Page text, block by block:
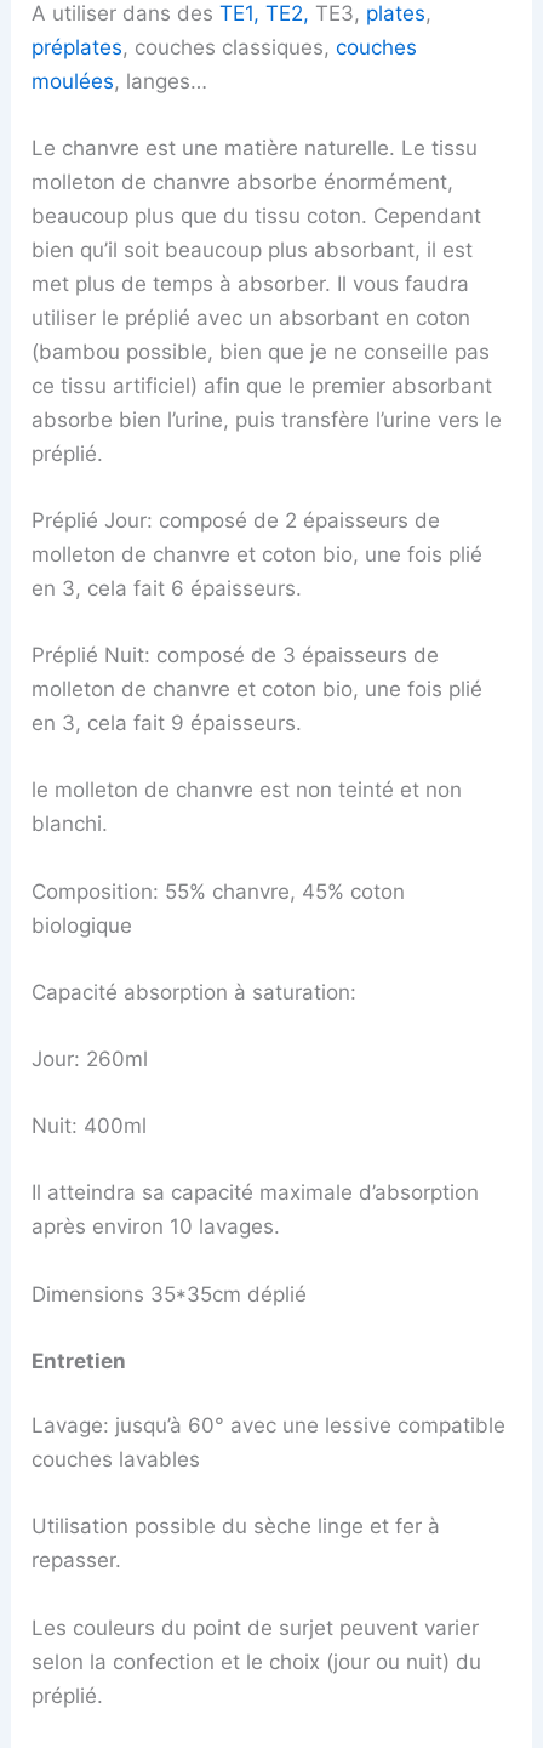
A utiliser dans desTE1, TE2, TE3, plates,
préplates, couches classiques,couches
moulées, langes…
Le chanvre est une matière naturelle. Le tissu
molleton de chanvre absorbe énormément,
beaucoup plus que du tissu coton. Cependant
bien qu’il soit beaucoup plus absorbant, il est
met plus de temps à absorber. Il vous faudra
utiliser le préplié avec un absorbant en coton
(bambou possible, bien que je ne conseille pas
ce tissu artificiel) afin que le premier absorbant
absorbe bien l’urine, puis transfère l’urine vers le
préplié.
Préplié Jour: composé de 2 épaisseurs de
molleton de chanvre et coton bio, une fois plié
en 3, cela fait 6 épaisseurs.
Préplié Nuit: composé de 3 épaisseurs de
molleton de chanvre et coton bio, une fois plié
en 3, cela fait 9 épaisseurs.
le molleton de chanvre est non teinté et non
blanchi.
Composition: 55% chanvre, 45% coton
biologique
Capacité absorption à saturation:
Jour: 260ml
Nuit: 400ml
Il atteindra sa capacité maximale d’absorption
après environ 10 lavages.
Dimensions 35*35cm déplié
Entretien
Lavage: jusqu’à 60° avec une lessive compatible
couches lavables
Utilisation possible du sèche linge et fer à
repasser.
Les couleurs du point de surjet peuvent varier
selon la confection et le choix (jour ou nuit) du
préplié.